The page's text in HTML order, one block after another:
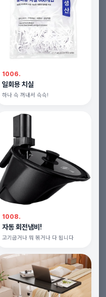
1006.
일회용 치실
하나 슥 꺼내서 슥슥!
1008.
자동 회전냄비!
고기굽거나 뭐 볶거나 다 됩니다